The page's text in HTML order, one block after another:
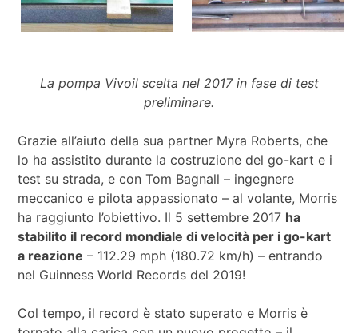
La pompa Vivoil scelta nel 2017 in fase di test
preliminare.
Grazie all’aiuto della sua partner Myra Roberts, che
lo ha assistito durante la costruzione del go-kart e i
test su strada, e con Tom Bagnall – ingegnere
meccanico e pilota appassionato – al volante, Morris
ha raggiunto l’obiettivo. Il 5 settembre 2017 ha
stabilito il record mondiale di velocità per i go-kart
a reazione – 112.29 mph (180.72 km/h) – entrando
nel Guinness World Records del 2019!
Col tempo, il record è stato superato e Morris è